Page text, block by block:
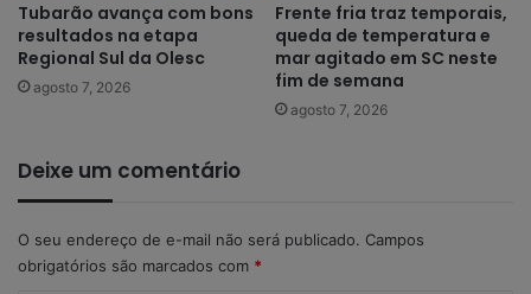
Tubarão avança com bons
resultados na etapa
Regional Sul da Olesc
agosto 7, 2026
Frente fria traz temporais,
queda de temperatura e
mar agitado em SC neste
fim de semana
agosto 7, 2026
Deixe um comentário
O seu endereço de e-mail não será publicado. Campos
obrigatórios são marcados com *